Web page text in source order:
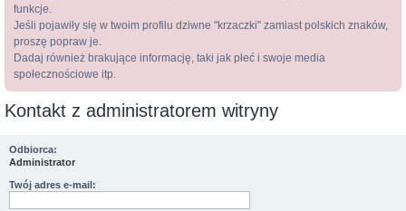
funkcje.
Jeśli pojawiły się w twoim profilu dziwne "krzaczki" zamiast polskich znaków,
proszę popraw je.
Dadaj również brakujące informację, taki jak płeć i swoje media
społecznościowe itp.
Kontakt z administratorem witryny
Odbiorca:
Administrator
Twój adres e-mail: